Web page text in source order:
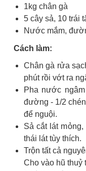
1kg chân gà
5 cây sả, 10 trái
Nước mắm,
Cách làm:
Chân gà rửa
phút rồi vớt ra
Pha nước
đường - 1/2
để nguội.
Sả cắt lát
thái lát tùy thích.
Trộn tất cả
Cho vào hũ thuỷ